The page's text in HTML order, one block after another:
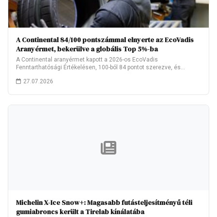
A Continental 84/100 pontszámmal elnyerte az EcoVadis
Aranyérmet, bekerülve a globális Top 5%-ba
A Continental aranyérmet kapott a 2026-os EcoVadis
Fenntarthatósági Értékelésen, 100-ból 84 pontot szerezve, és
27.07.2026
Michelin X-Ice Snow+: Magasabb futásteljesítményű téli
gumiabroncs került a Tirelab kínálatába